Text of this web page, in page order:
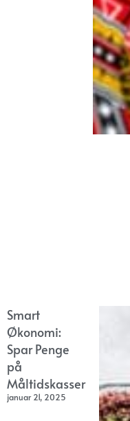
Smart
Økonomi:
Spar Penge
på
Måltidskasser
januar 21, 2025